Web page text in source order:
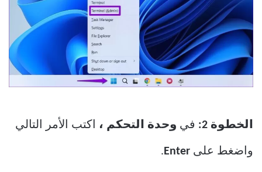
الخطوة 2: في وحدة التحكم ، اكتب الأمر التالي
واضغط على Enter
.